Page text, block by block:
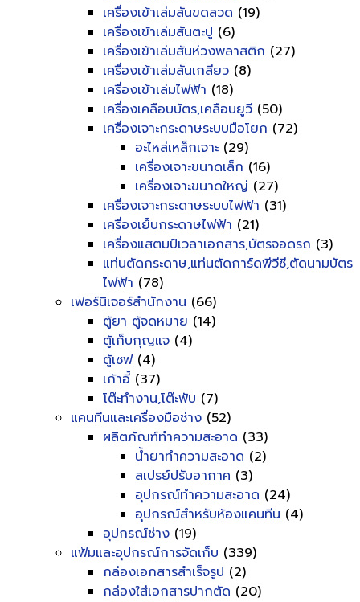
เครื่องเข้าเล่มสันขดลวด (19)
เครื่องเข้าเล่มสันตะปู (6)
เครื่องเข้าเล่มสันห่วงพลาสติก (27)
เครื่องเข้าเล่มสันเกลียว (8)
เครื่องเข้าเล่มไฟฟ้า (18)
เครื่องเคลือบบัตร,เคลือบยูวี (50)
เครื่องเจาะกระดาษระบบมือโยก (72)
อะไหล่เหล็กเจาะ (29)
เครื่องเจาะขนาดเล็ก (16)
เครื่องเจาะขนาดใหญ่ (27)
เครื่องเจาะกระดาษระบบไฟฟ้า (31)
เครื่องเย็บกระดาษไฟฟ้า (21)
เครื่องแสตมป์เวลาเอกสาร,บัตรจอดรถ (3)
แท่นตัดกระดาษ,แท่นตัดการ์ดพีวีซี,ตัดนามบัตร
ไฟฟ้า (78)
เฟอร์นิเจอร์สำนักงาน (66)
ตู้ยา ตู้จดหมาย (14)
ตู้เก็บกุญแจ (4)
ตู้เซฟ(4)
เก้าอี้ (37)
โต๊ะทำงาน,โต๊ะพับ (7)
แคนทีนและเครื่องมือช่าง (52)
ผลิตภัณฑ์ทำความสะอาด (33)
น้ำยาทำความสะอาด (2)
สเปรย์ปรับอากาศ (3)
อุปกรณ์ทำความสะอาด (24)
อุปกรณ์สำหรับห้องแคนทีน (4)
อุปกรณ์ช่าง (19)
แฟ้มและอุปกรณ์การจัดเก็บ (339)
กล่องเอกสารสำเร็จรูป (2)
กล่องใส่เอกสารปากตัด (20)